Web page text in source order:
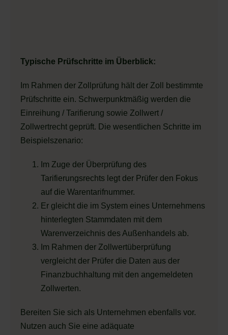
Typische Prüfschritte im Überblick:
Im Rahmen der Zollprüfung hält der Zoll bestimmte
Prüfschritte ein. Schwerpunktmäßig werden die
Einreihung / Tarifierung sowie Zollwert /
Zollwertrecht geprüft. Die wesentlichen Schritte im
Beispielszenario:
Im Zuge der Überprüfung des
Tarifierungsrechts legt der Prüfer den Fokus
auf die Warentarifnummer.
Er gleicht die im System eines Unternehmens
hinterlegten Stammdaten mit dem
Warenverzeichnis des Außenhandels ab.
Im Rahmen der Zollwertüberprüfung
vergleicht der Prüfer die Daten aus der
Finanzbuchhaltung mit den angemeldeten
Zollwerten.
Bereiten Sie sich als Unternehmen ebenfalls vor.
Nutzen auch Sie eine adäquate